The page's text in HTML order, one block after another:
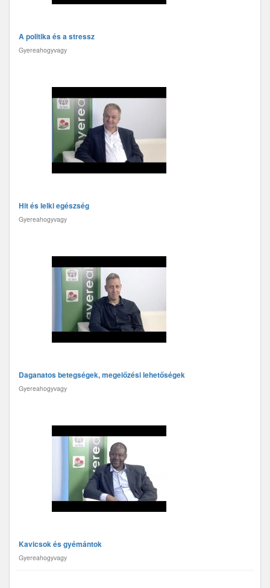
A politika és a stressz
Gyereahogyvagy
Hit és lelki egészség
Gyereahogyvagy
Daganatos betegségek, megelőzési lehetőségek
Gyereahogyvagy
Kavicsok és gyémántok
Gyereahogyvagy